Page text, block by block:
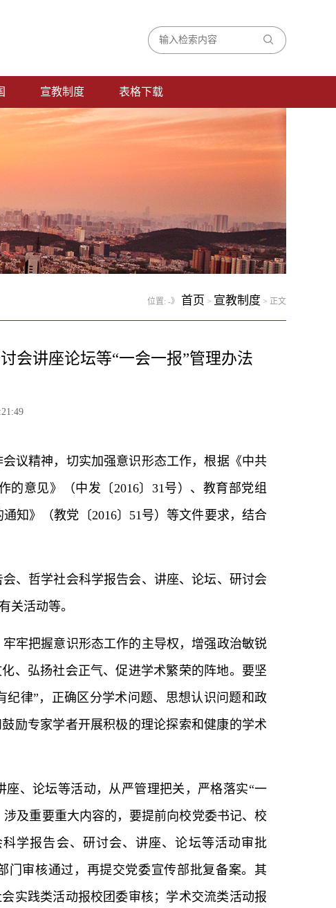
宣教制度 表格下载
位置: -》 首页 > 宣教制度 > 正文
会讲座论坛等“一会一报”管理办法
议精神，切实加强意识形态工作，根据《中共
意见》（中发〔2016〕31号）、教育部党组
知》（教党〔2016〕51号）等文件要求，结合
、哲学社会科学报告会、讲座、论坛、研讨会
关活动等。
牢把握意识形态工作的主导权，增强政治敏锐
、弘扬社会正气、促进学术繁荣的阵地。要坚
纪律”，正确区分学术问题、思想认识问题和政
励专家学者开展积极的理论探索和健康的学术
、论坛等活动，从严管理把关，严格落实“一
及重要重大内容的，要提前向校党委书记、校
学报告会、研讨会、讲座、论坛等活动审批
门审核通过，再提交党委宣传部批复备案。其
实践类活动报校团委审核；学术交流类活动报